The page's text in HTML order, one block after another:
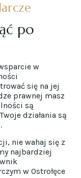
po
w
się na jej
prawnej masz
są
działania są
nie wahaj się z
najbardziej
w Ostrołęce